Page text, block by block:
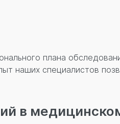
плана
наших специалистов
в